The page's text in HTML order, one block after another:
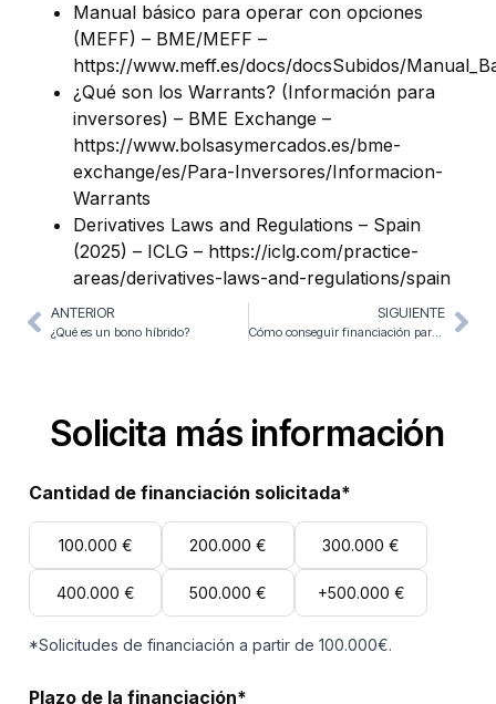
Manual básico para operar con opciones
(MEFF) – BME/MEFF –
https://www.meff.es/docs/docsSubidos/
¿Qué son los Warrants? (Información para
inversores) – BME Exchange –
https://www.bolsasymercados.es/bme-
exchange/es/Para-Inversores/Informacion-
Warrants
Derivatives Laws and Regulations – Spain
(2025) – ICLG – https://iclg.com/practice-
areas/derivatives-laws-and-regulations/spain
ANTERIOR
¿Qué es un bono híbrido?
SIGUIENTE
Cómo conseguir financiación para tu empresa
Solicita más información
Cantidad de financiación solicitada*
100.000 € 200.000 € 300.000 €
400.000 € 500.000 € +500.000 €
*Solicitudes de financiación a partir de 100.000€.
Plazo de la financiación*